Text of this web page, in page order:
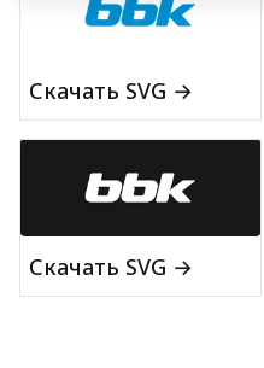
Скачать SVG →
Скачать SVG →